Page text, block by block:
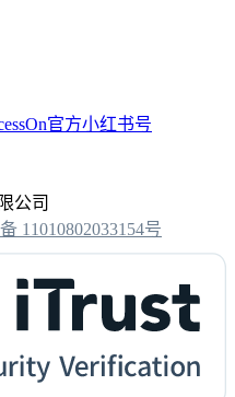
公司
11010802033154号